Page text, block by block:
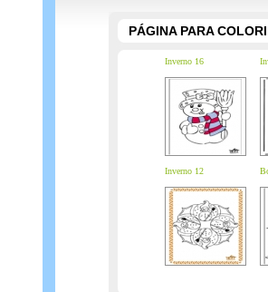
PÁGINA PARA
Inverno 16
Inverno 12